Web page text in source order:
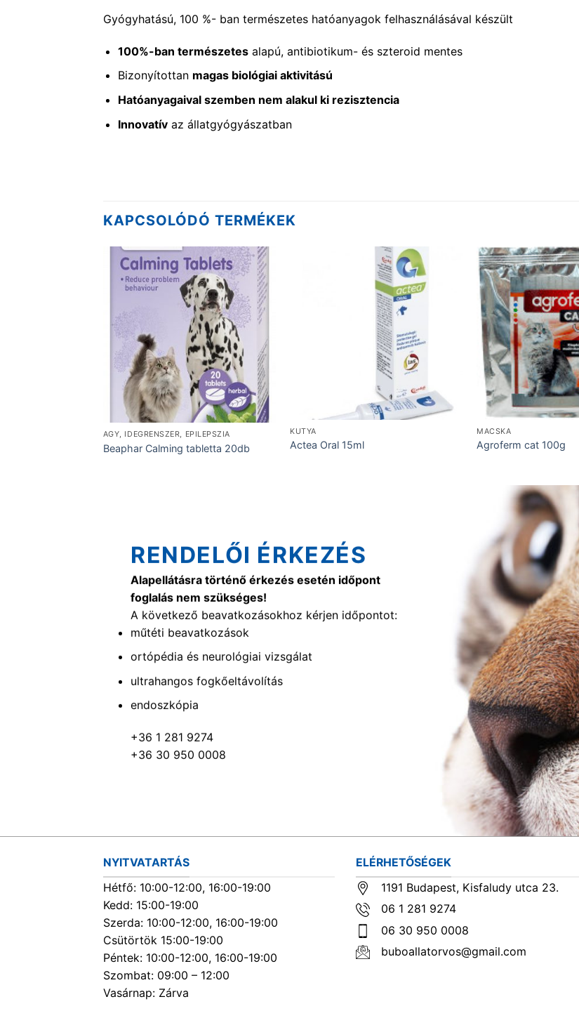
Gyógyhatású, 100 %- ban természetes hatóanyagok felhasználásával készült
100%-ban természetesalapú, antibiotikum- és szteroid mentes
Bizonyítottan magas biológiai aktivitású
Hatóanyagaival szemben nem alakul ki rezisztencia
Innovatívaz állatgyógyászatban
KAPCSOLÓDÓ TERMÉKEK
AGY, IDEGRENSZER, EPILEPSZIA
Beaphar Calming tabletta 20db
KUTYA
Actea Oral 15ml
MACSKA
Agroferm cat 100g
RENDELŐI ÉRKEZÉS
Alapellátásra történő érkezés esetén időpont
foglalás nem szükséges!
A következő beavatkozásokhoz kérjen időpontot:
műtéti beavatkozások
ortópédia és neurológiai vizsgálat
ultrahangos fogkőeltávolítás
endoszkópia
+36 1 281 9274
+36 30 950 0008
NYITVATARTÁS
Hétfő: 10:00-12:00, 16:00-19:00
Kedd: 15:00-19:00
Szerda: 10:00-12:00, 16:00-19:00
Csütörtök 15:00-19:00
Péntek: 10:00-12:00, 16:00-19:00
Szombat: 09:00 – 12:00
Vasárnap: Zárva
ELÉRHETŐSÉGEK
1191 Budapest, Kisfaludy utca 23.
06 1 281 9274
06 30 950 0008
buboallatorvos@gmail.com